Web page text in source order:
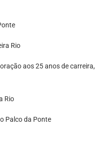
Rio
aos 25 anos de carreira,
Rio
Palco da Ponte‌